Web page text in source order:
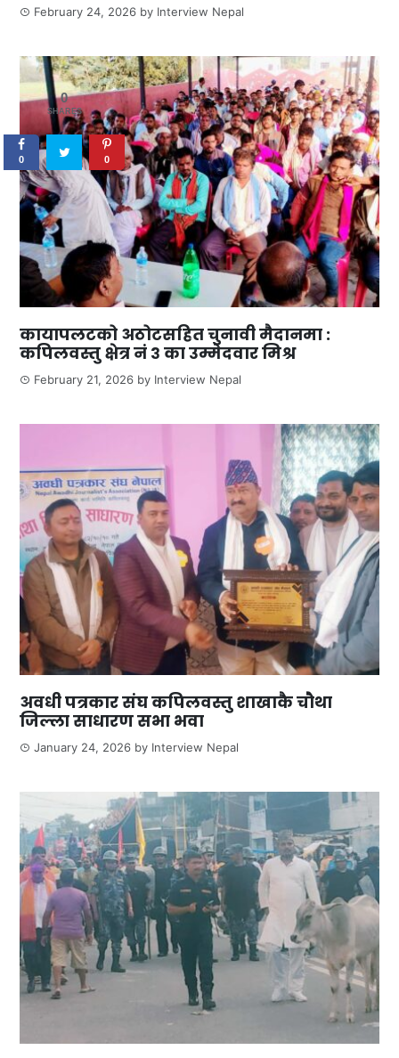
February 24, 2026 by Interview Nepal
कायापलटको अठोटसहित चुनावी मैदानमा :
कपिलवस्तु क्षेत्र नं ३ का उम्मेदवार मिश्र
February 21, 2026 by Interview Nepal
अवधी पत्रकार संघ कपिलवस्तु शाखाकै चौथा
जिल्ला साधारण सभा भवा
January 24, 2026 by Interview Nepal
0
SHARES
0 0